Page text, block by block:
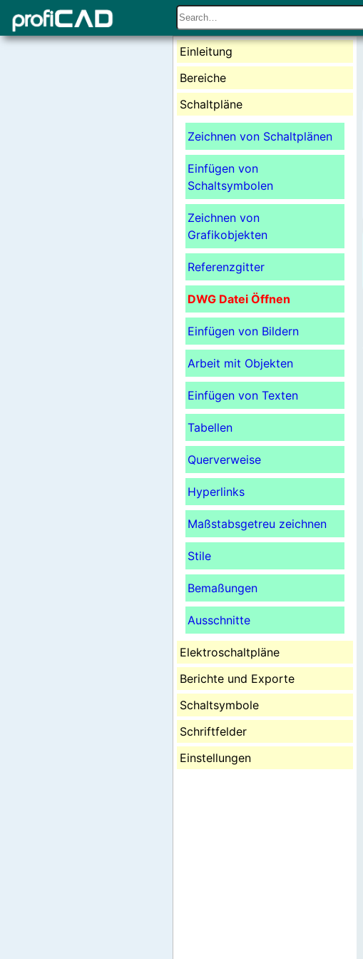
Einleitung
Bereiche
Schaltpläne
Zeichnen von Schaltplänen
Einfügen von
Schaltsymbolen
Zeichnen von
Grafikobjekten
Referenzgitter
DWG Datei Öffnen
Einfügen von Bildern
Arbeit mit Objekten
Einfügen von Texten
Tabellen
Querverweise
Hyperlinks
Maßstabsgetreu zeichnen
Stile
Bemaßungen
Ausschnitte
Elektroschaltpläne
Berichte und Exporte
Schaltsymbole
Schriftfelder
Einstellungen